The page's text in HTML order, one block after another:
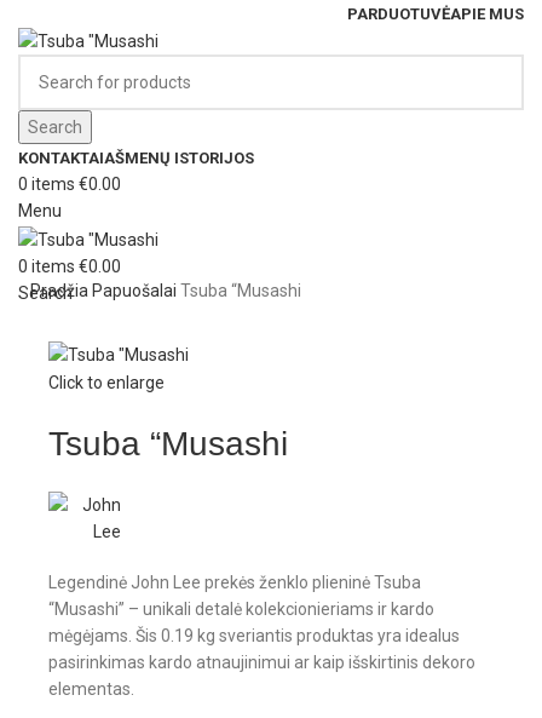
PARDUOTUVĖAPIE MUS
Search
KONTAKTAIAŠMENŲ ISTORIJOS
0 items €0.00
Menu
0 items €0.00
Search
Pradžia Papuošalai Tsuba “Musashi
Click to enlarge
Tsuba “Musashi
Legendinė John Lee prekės ženklo plieninė Tsuba
“Musashi” – unikali detalė kolekcionieriams ir kardo
mėgėjams. Šis 0.19 kg sveriantis produktas yra idealus
pasirinkimas kardo atnaujinimui ar kaip išskirtinis dekoro
elementas.